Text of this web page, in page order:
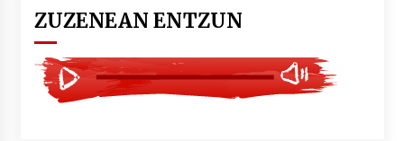
ZUZENEAN ENTZUN